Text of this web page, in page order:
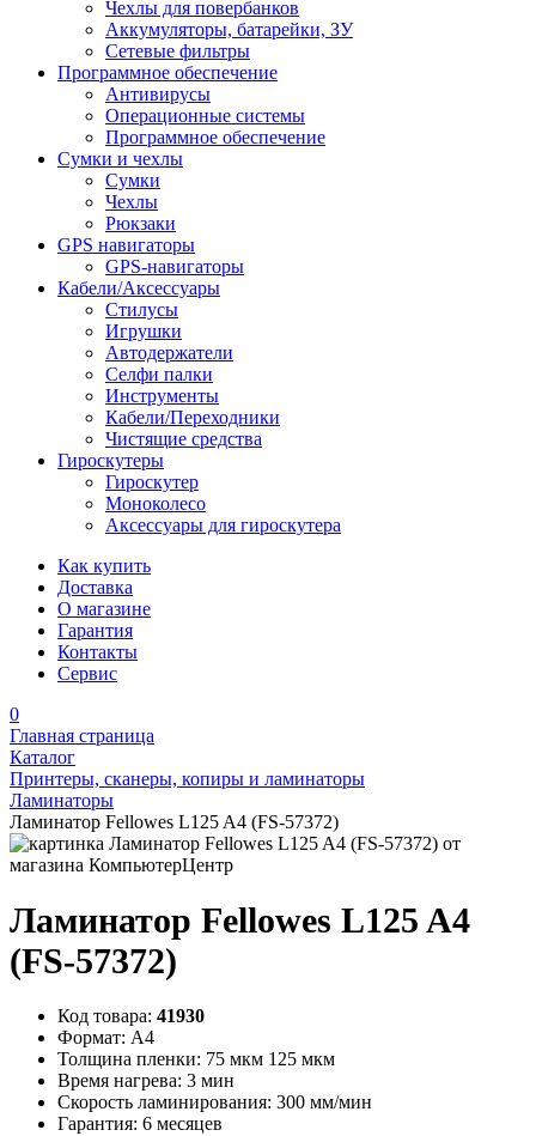
Чехлы для повербанков
Аккумуляторы, батарейки, ЗУ
Сетевые фильтры
Программное обеспечение
Антивирусы
Операционные системы
Программное обеспечение
Сумки и чехлы
Сумки
Чехлы
Рюкзаки
GPS навигаторы
GPS-навигаторы
Кабели/Аксессуары
Стилусы
Игрушки
Автодержатели
Селфи палки
Инструменты
Кабели/Переходники
Чистящие средства
Гироскутеры
Гироскутер
Моноколесо
Аксессуары для гироскутера
Как купить
Доставка
О магазине
Гарантия
Контакты
Сервис
0
Главная страница
Каталог
Принтеры, сканеры, копиры и ламинаторы
Ламинаторы
Ламинатор Fellowes L125 A4 (FS-57372)
Ламинатор Fellowes L125 A4
(FS-57372)
Код товара: 41930
Формат: А4
Толщина пленки: 75 мкм 125 мкм
Время нагрева: 3 мин
Скорость ламинирования: 300 мм/мин
Гарантия: 6 месяцев